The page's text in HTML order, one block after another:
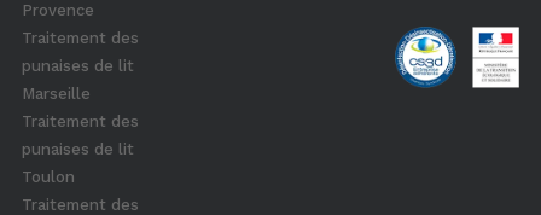
Provence
Traitement des
punaises de lit
Marseille
Traitement des
punaises de lit
Toulon
Traitement des